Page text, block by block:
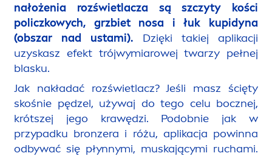
nałożenia rozświetlacza są szczyty kości
policzkowych, grzbiet nosa i łuk kupidyna
(obszar nad ustami). Dzięki takiej aplikacji
uzyskasz efekt trójwymiarowej twarzy pełnej
blasku.
Jak nakładać rozświetlacz? Jeśli masz ścięty
skośnie pędzel, używaj do tego celu bocznej,
krótszej jego krawędzi. Podobnie jak w
przypadku bronzera i różu, aplikacja powinna
odbywać się płynnymi, muskającymi ruchami.